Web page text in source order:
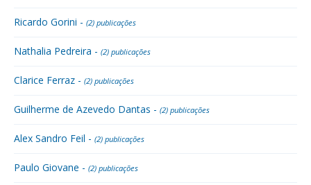
Ricardo Gorini - (2) publicações
Nathalia Pedreira - (2) publicações
Clarice Ferraz - (2) publicações
Guilherme de Azevedo Dantas - (2) publicações
Alex Sandro Feil - (2) publicações
Paulo Giovane - (2) publicações